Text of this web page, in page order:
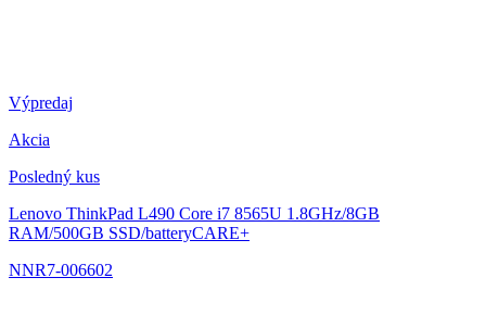
Výpredaj
Akcia
Posledný kus
Lenovo ThinkPad L490 Core i7 8565U 1.8GHz/8GB
RAM/500GB SSD/batteryCARE+
NNR7-006602